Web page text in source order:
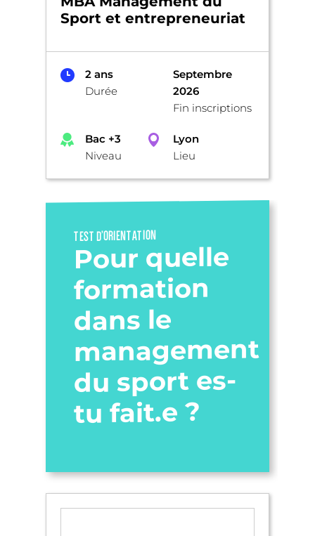
Sport et entrepreneuriat
2 ans
Durée
Septembre
2026
Fin inscriptions
Bac +3
Niveau
Lyon
Lieu
TEST D’ORIENTATION
Pour quelle
formation
dans le
management
du sport es-
tu fait.e ?